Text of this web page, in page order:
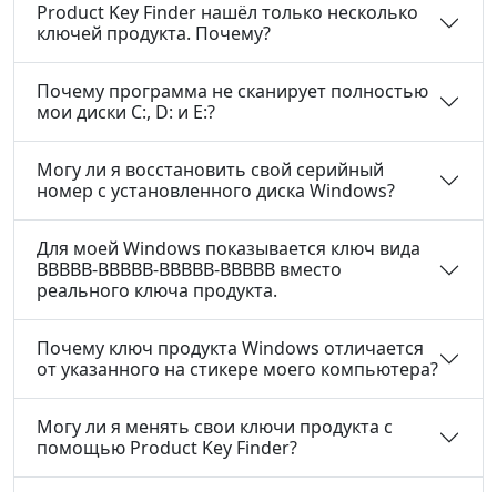
Product Key Finder нашёл только несколько
ключей продукта. Почему?
Почему программа не сканирует полностью
мои диски C:, D: и E:?
Могу ли я восстановить свой серийный
номер с установленного диска Windows?
Для моей Windows показывается ключ вида
BBBBB-BBBBB-BBBBB-BBBBB вместо
реального ключа продукта.
Почему ключ продукта Windows отличается
от указанного на стикере моего компьютера?
Могу ли я менять свои ключи продукта с
помощью Product Key Finder?